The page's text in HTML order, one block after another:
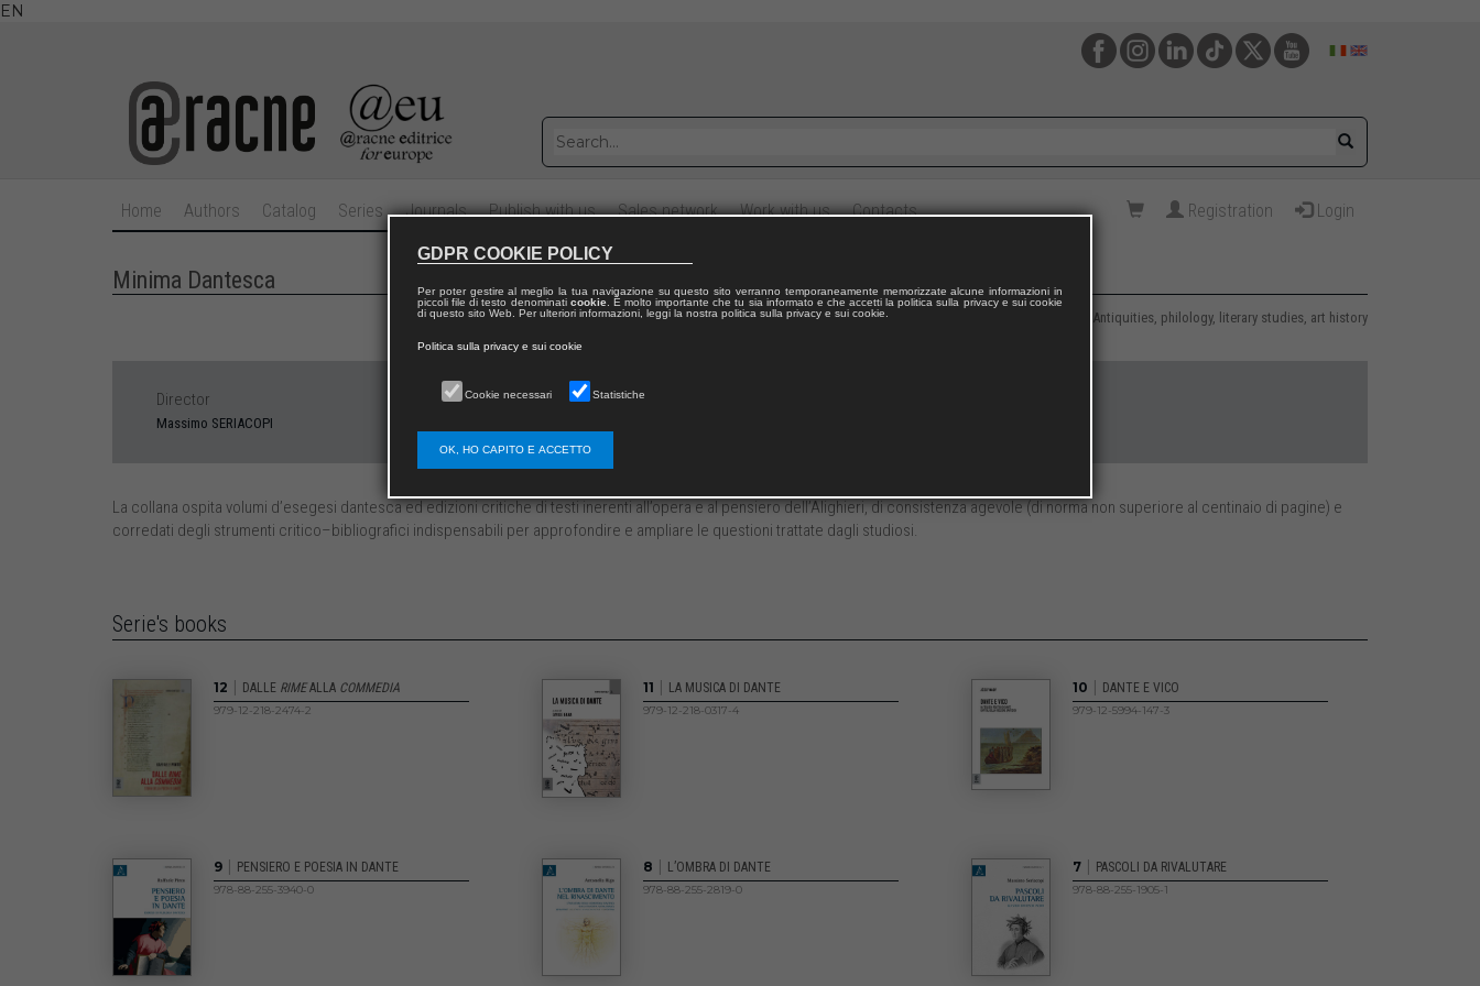
EN
Home Authors Catalog Series Journals Publish with us Sales network Work with us Contacts Registration Login
Minima Dantesca
Area 10 – Antiquities, philology, literary studies, art history
Director
Massimo SERIACOPI
La collana ospita volumi d’esegesi dantesca ed edizioni critiche di testi inerenti all’opera e al pensiero dell’Alighieri, di consistenza agevole (di norma non superiore al centinaio di pagine) e
corredati degli strumenti critico–bibliografici indispensabili per approfondire e ampliare le questioni trattate dagli studiosi.
Serie's books
12 | DALLE RIMEALLA COMMEDIA
979-12-218-2474-2
11 | LA MUSICA DI DANTE
979-12-218-0317-4
10 | DANTE E VICO
979-12-5994-147-3
9 | PENSIERO E POESIA IN DANTE
978-88-255-3940-0
8 | L’OMBRA DI DANTE
978-88-255-2819-0
7 | PASCOLI DA RIVALUTARE
978-88-255-1905-1
GDPR COOKIE POLICY
Per poter gestire al meglio la tua navigazione su questo sito verranno temporaneamente memorizzate alcune informazioni in
piccoli file di testo denominati cookie. È molto importante che tu sia informato e che accetti la politica sulla privacy e sui cookie
di questo sito Web. Per ulteriori informazioni, leggi la nostra politica sulla privacy e sui cookie.
Politica sulla privacy e sui cookie
Cookie necessari Statistiche
OK, HO CAPITO E ACCETTO